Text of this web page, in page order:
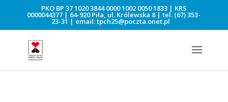
PKO BP 37 1020 3844 0000 1002 0050 1833 | KRS
0000044377 | 64-920 Piła, ul. Królewska 8 | tel. (67) 353-
23-31 | email:tpch25@poczta.onet.pl